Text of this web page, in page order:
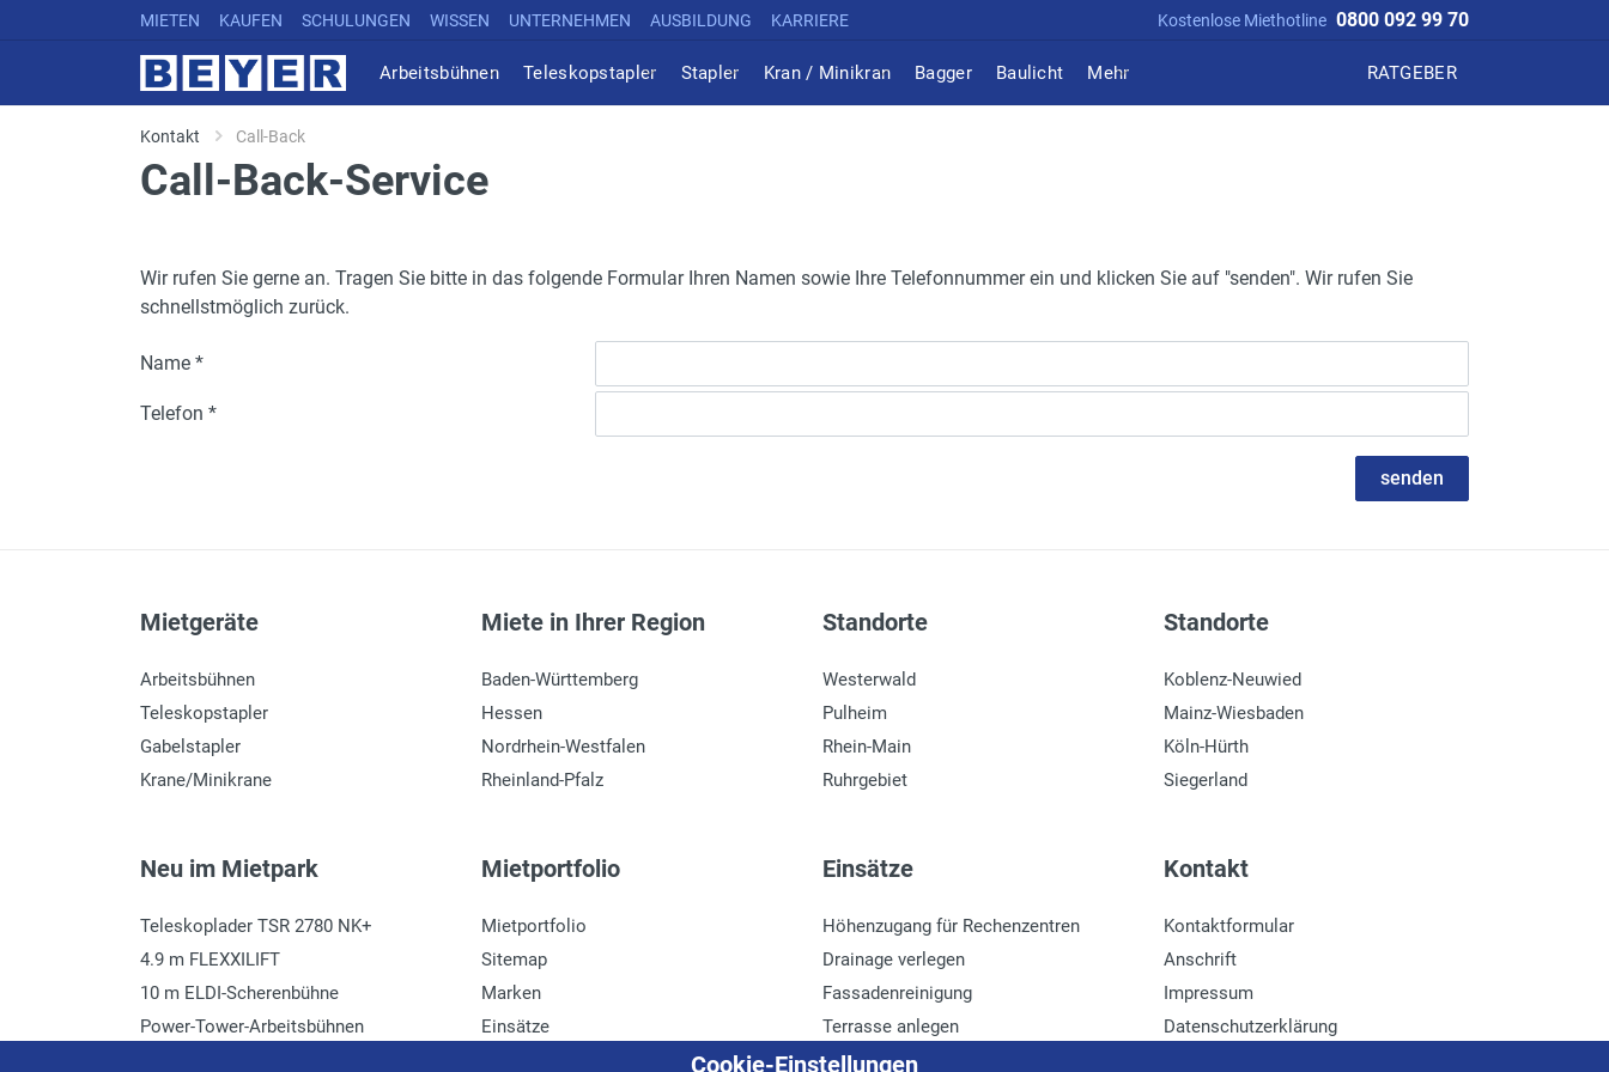
MIETEN KAUFEN SCHULUNGEN WISSEN UNTERNEHMEN AUSBILDUNG KARRIERE Kostenlose Miethotline 0800 092 99 70
Arbeitsbühnen Teleskopstapler Stapler Kran / Minikran Bagger Baulicht Mehr RATGEBER
Kontakt Call-Back
Call-Back-Service
Wir rufen Sie gerne an. Tragen Sie bitte in das folgende Formular Ihren Namen sowie Ihre Telefonnummer ein und klicken Sie auf "senden". Wir rufen Sie
schnellstmöglich zurück.
Name *
Telefon *
senden
Mietgeräte
Arbeitsbühnen
Teleskopstapler
Gabelstapler
Krane/Minikrane
Miete in Ihrer Region
Baden-Württemberg
Hessen
Nordrhein-Westfalen
Rheinland-Pfalz
Standorte
Westerwald
Pulheim
Rhein-Main
Ruhrgebiet
Standorte
Koblenz-Neuwied
Mainz-Wiesbaden
Köln-Hürth
Siegerland
Neu im Mietpark
Teleskoplader TSR 2780 NK+
4.9 m FLEXXILIFT
10 m ELDI-Scherenbühne
Power-Tower-Arbeitsbühnen
Mietportfolio
Mietportfolio
Sitemap
Marken
Einsätze
Einsätze
Höhenzugang für Rechenzentren
Drainage verlegen
Fassadenreinigung
Terrasse anlegen
Ladenbau
Kontakt
Kontaktformular
Anschrift
Impressum
Datenschutzerklärung
Cookie-Einstellungen